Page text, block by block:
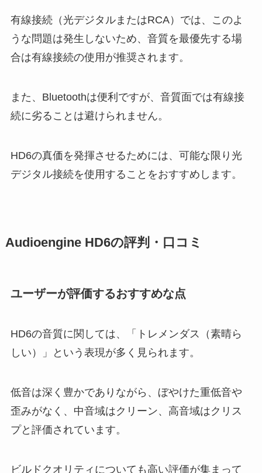
有線接続（光デジタルまたはRCA）では、このよ
うな問題は発生しないため、音質を最優先する場
合は有線接続の使用が推奨されます。
また、Bluetoothは便利ですが、音質面では有線接
続に劣ることは避けられません。
HD6の真価を発揮させるためには、可能な限り光
デジタル接続を使用することをおすすめします。
Audioengine HD6の評判・口コミ
ユーザーが評価するおすすめな点
HD6の音質に関しては、「トレメンダス（素晴ら
しい）」という表現が多く見られます。
低音は深く豊かでありながら、ぼやけた重低音や
歪みがなく、中音域はクリーン、高音域はクリス
プと評価されています。
ビルドクオリティについても高い評価が集まって